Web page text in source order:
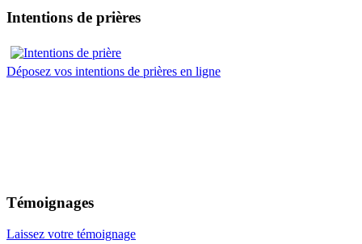
Intentions de prières
Déposez vos intentions de prières en ligne
Témoignages
Laissez votre témoignage